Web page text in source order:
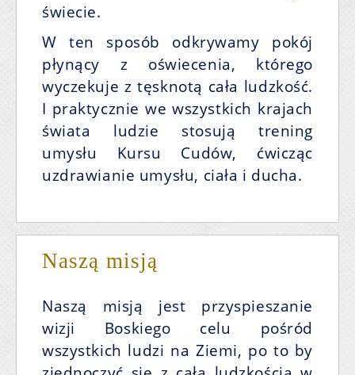
świecie.
W ten sposób odkrywamy pokój
płynący z oświecenia, którego
wyczekuje z tęsknotą cała ludzkość.
I praktycznie we wszystkich krajach
świata ludzie stosują trening
umysłu Kursu Cudów, ćwicząc
uzdrawianie umysłu, ciała i ducha.
Naszą misją
Naszą misją jest przyspieszanie
wizji Boskiego celu pośród
wszystkich ludzi na Ziemi, po to by